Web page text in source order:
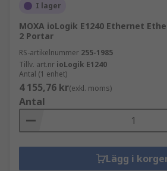
I lager
MOXA ioLogik E1240 Ethernet
2 Portar
RS-artikelnummer 255-1985
Tillv. art.nr ioLogik E1240
Antal (1 enhet)
4 155,76 kr(exkl. moms)
Antal
Lägg i